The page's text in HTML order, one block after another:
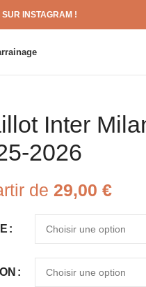
INSTAGRAM !
Inter
2026
de 29,00 €